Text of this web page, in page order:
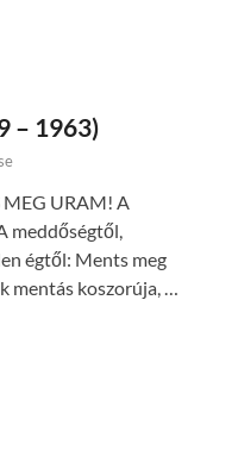
– 1963)
MEG URAM! A
meddőségtől,
égtől: Ments meg
mentás koszorúja, …